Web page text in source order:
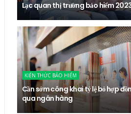
Lạc quan thị trường bảo hiểm
KIẾN THỨC BẢO HIỂM
Cần sớm công khai tỷ lệ bỏ hợp
qua ngân hàng